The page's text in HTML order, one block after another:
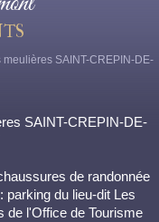
SAINT-CREPIN-DE-
SAINT-CREPIN-DE-
de randonnée
parking du lieu-dit Les
de l'Office de Tourisme